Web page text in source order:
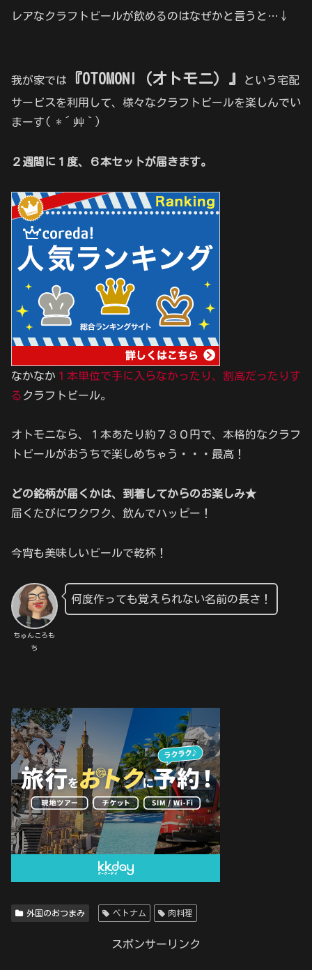
レアなクラフトビールが飲めるのはなぜかと言うと…↓
我が家では 『OTOMONI（オトモニ）』
という宅配
サービスを利用して、様々なクラフトビールを楽しんでい
まーす( *´艸｀)
２週間に１度、６本セットが届きます。
なかなか １本単位で手に入らなかったり、割高だったりす
る クラフトビール。
オトモニなら、１本あたり約７３０円で、本格的なクラフ
トビールがおうちで楽しめちゃう・・・最高！
どの銘柄が届くかは、到着してからのお楽しみ★
届くたびにワクワク、飲んでハッピー！
今宵も美味しいビールで乾杯！
ちゅんころも
ち
何度作っても覚えられない名前の長さ！
外国のおつまみ ベトナム 肉料理
スポンサーリンク